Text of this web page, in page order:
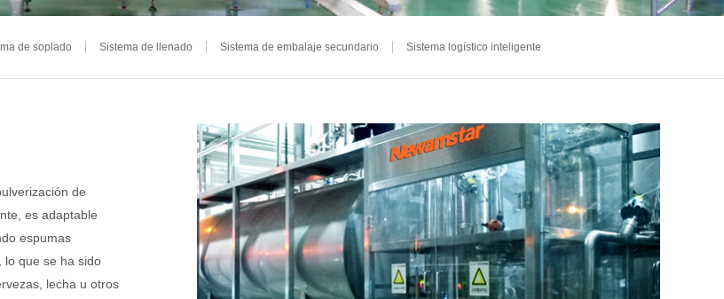
de soplado Sistema de llenado Sistema de embalaje secundario Sistema logístico inteligente
de
es adaptable
espumas
lo que se ha sido
lecha u otros